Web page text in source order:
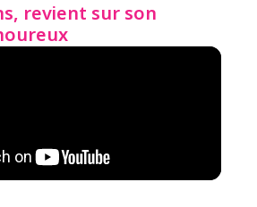
revient sur son